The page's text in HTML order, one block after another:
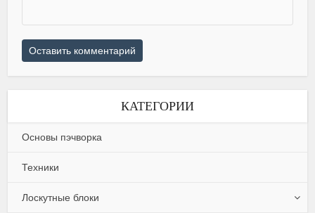
КАТЕГОРИИ
Основы пэчворка
Техники
Лоскутные блоки